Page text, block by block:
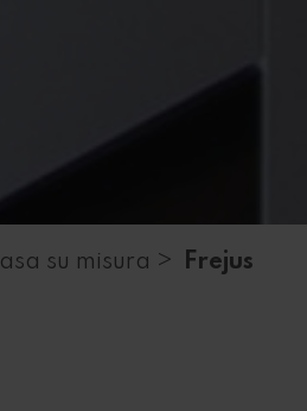
su misura > Frejus